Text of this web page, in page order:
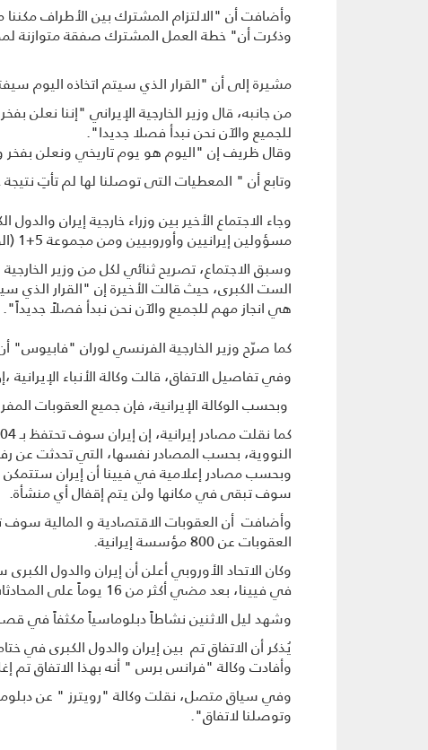
وأضافت أن "الالتزام المشترك بین الأطراف
وذكرت أن" خطة العمل المشترك صفقة متوازنة
مشيرة إلى أن "القرار الذي سيتم اتخاذه اليوم
من جانبه، قال وزیر الخارجیة الإيراني "إننا
للجميع والآن نحن نبدأ فصلا جديدا".
وقال ظریف إن "الیوم هو یوم تاریخي ونعلن بفخر
وتابع أن " المعطیات التی توصلنا لها لم تأتِ
وجاء الاجتماع الأخير بين وزراء خارجية إيران
مسؤولين إيرانيين وأوروبيين ومن مجموعة 5+1 (الولايات المتحدة وروسيا والصين وفرنسا وبريطانيا وألمانيا).
وسبق الاجتماع، تصريح ثنائي لكل من وزير
الست الكبرى، حيث قالت الأخيرة إن "القرار
هي انجاز مهم للجميع والآن نحن نبدأ فصلاً جديداً".
كما صرّح وزير الخارجية الفرنسي لوران "فابيوس"
وفي تفاصيل الاتفاق، قالت وكالة الأنباء
وبحسب الوكالة الإيرانية، فإن جميع العقوبات
النووية، بحسب المصادر نفسها، التي تحدثت عن رفع
وبحسب مصادر إعلامية في فيينا أن إيران ستتمكن
سوف تبقى في مكانها ولن يتم إقفال أي منشأة.
وأضافت أن العقوبات الاقتصادية و المالية
العقوبات عن 800 مؤسسة إيرانية.
في فيينا، بعد مضي أكثر من 16 يوماً على المحادثات حول الملف النووي الإيراني.
وشهد ليل الاثنين نشاطاً دبلوماسياً مكثفاً في قصر
يُذكر أن الاتفاق تم بين إيران والدول الكبرى في ختام 21 شهراً من المفاوضات، وجولة نهائية استمرت أكثر من 17 يوماً في
وأفادت وكالة "فرانس برس " أنه بهذا الاتفاق تم
وفي سياق متصل، نقلت وكالة "رويترز " عن
وتوصلنا لاتفاق".